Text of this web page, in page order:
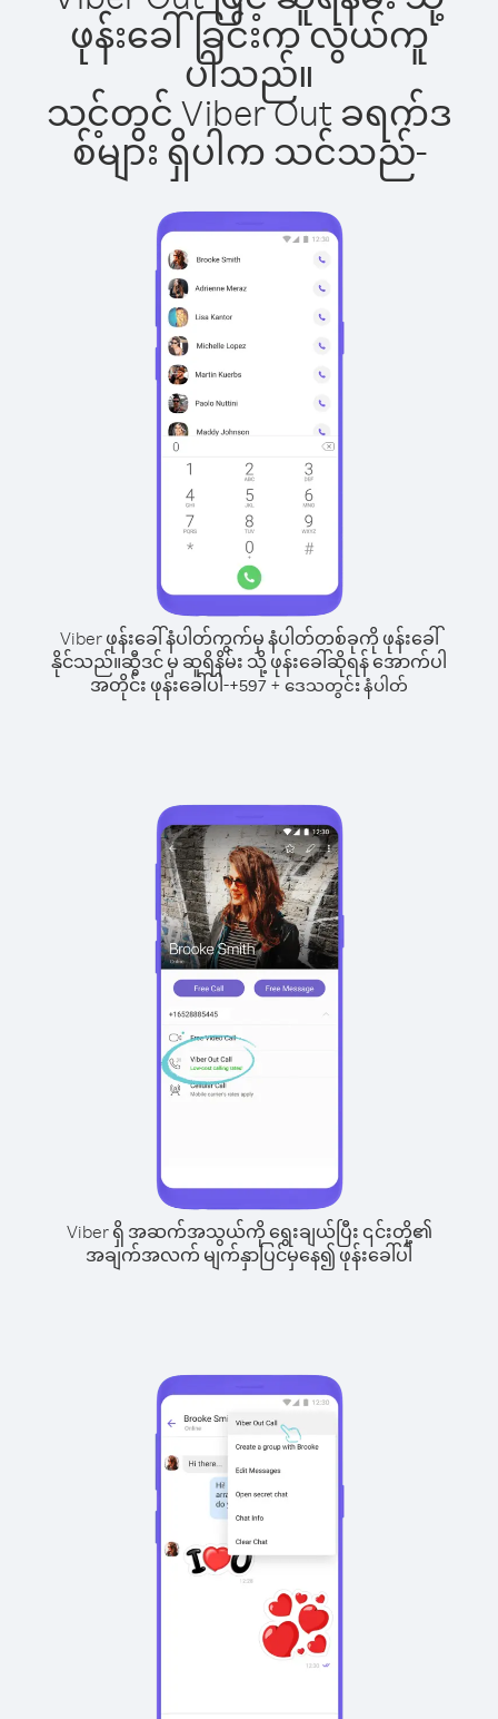
ဖုန်းခေါ်ခြင်းက လွယ်ကူ
ပါသည်။
သင့်တွင် Viber Out ခရက်ဒ
စ်များ ရှိပါက သင်သည်-
Viber ဖုန်းခေါ်နံပါတ်ကွက်မှ နံပါတ်တစ်ခုကို ဖုန်းခေါ်
နိုင်သည်။ဆွီဒင် မှ ဆူရိနိမ်း သို့ ဖုန်းခေါ်ဆိုရန် အောက်ပါ
အတိုင်း ဖုန်းခေါ်ပါ-+597 + ဒေသတွင်း နံပါတ်
Viber ရှိ အဆက်အသွယ်ကို ရွေးချယ်ပြီး ၎င်းတို့၏
အချက်အလက် မျက်နှာပြင်မှနေ၍ ဖုန်းခေါ်ပါ